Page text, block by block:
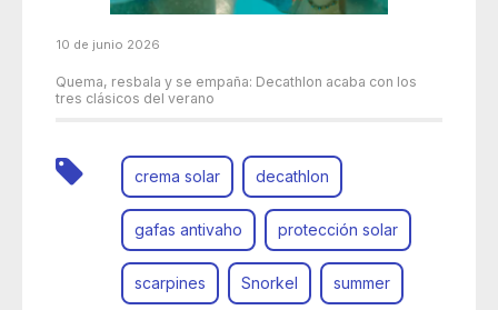
10 de junio 2026
Quema, resbala y se empaña: Decathlon acaba con los
tres clásicos del verano
crema solar decathlon
gafas antivaho protección solar
scarpines Snorkel summer